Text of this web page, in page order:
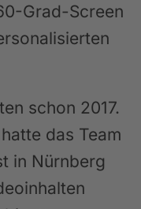
Grad-Screen
schon 2017.
das Team
in Nürnberg